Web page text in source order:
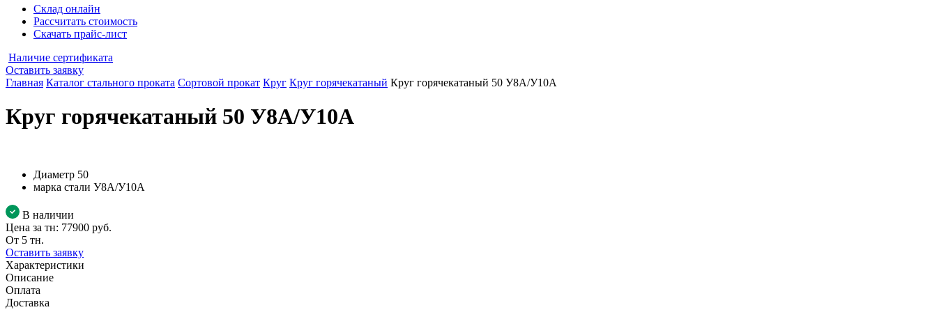
Склад онлайн
Рассчитать стоимость
Скачать прайс-лист
Наличие сертификата
Оставить заявку
Главная Каталог стального проката Сортовой прокат Круг Круг горячекатаный Круг горячекатаный 50 У8А/У10А
Круг горячекатаный 50 У8А/У10А
Диаметр 50
марка стали У8А/У10А
В наличии
Цена за тн: 77900 руб.
От 5 тн.
Оставить заявку
Характеристики
Описание
Оплата
Доставка